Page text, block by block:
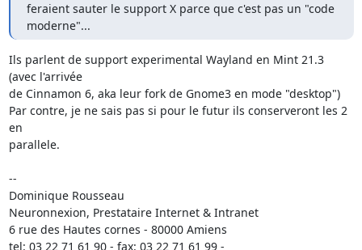
feraient sauter le support X parce que c'est pas un "code
moderne"...
Ils parlent de support experimental Wayland en Mint 21.3
(avec l'arrivée
de Cinnamon 6, aka leur fork de Gnome3 en mode "desktop")
Par contre, je ne sais pas si pour le futur ils conserveront les 2
en
parallele.
--
Dominique Rousseau
Neuronnexion, Prestataire Internet & Intranet
6 rue des Hautes cornes - 80000 Amiens